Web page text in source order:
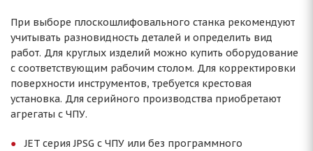
При выборе плоскошлифовального станка рекомендуют
учитывать разновидность деталей и определить вид
работ. Для круглых изделий можно купить оборудование
с соответствующим рабочим столом. Для корректировки
поверхности инструментов, требуется крестовая
установка. Для серийного производства приобретают
агрегаты с ЧПУ.
JET серия JPSG с ЧПУ или без программного